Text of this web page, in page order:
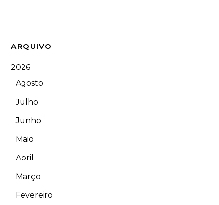
ARQUIVO
2026
Agosto
Julho
Junho
Maio
Abril
Março
Fevereiro